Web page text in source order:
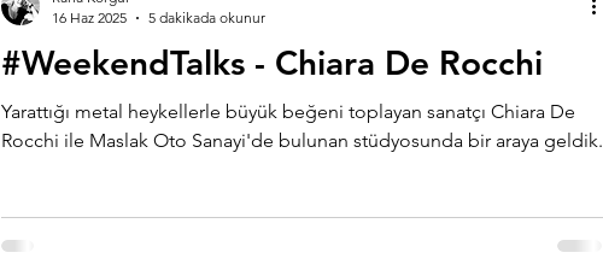
#WeekendTalks - Chiara De Rocchi
Yarattığı metal heykellerle büyük beğeni toplayan sanatçı Chiara De
Rocchi ile Maslak Oto Sanayi'de bulunan stüdyosunda bir araya geldik.
16 Haz 2025
5 dakikada okunur